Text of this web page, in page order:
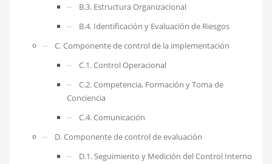
B.3. Estructura Organizacional
B.4. Identificación y Evaluación de Riesgos
C. Componente de control de la implementación
C.1. Control Operacional
C.2. Competencia, Formación y Toma de
Conciencia
C.4. Comunicación
D. Componente de control de evaluación
D.1. Seguimiento y Medición del Control Interno